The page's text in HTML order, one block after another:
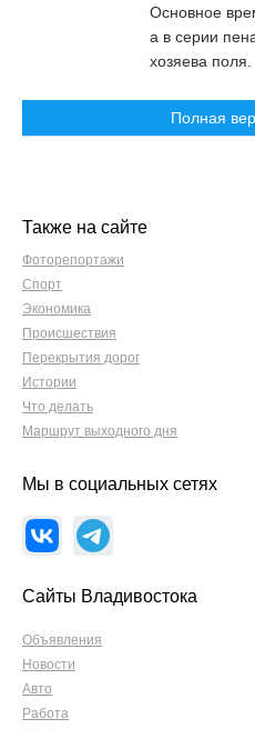
Основное
а в серии
хозяева поля.
Полная
Также на сайте
Фоторепортажи
Спорт
Экономика
Происшествия
Перекрытия дорог
Истории
Что делать
Маршрут выходного дня
Мы в социальных сетях
Сайты Владивостока
Объявления
Новости
Авто
Работа